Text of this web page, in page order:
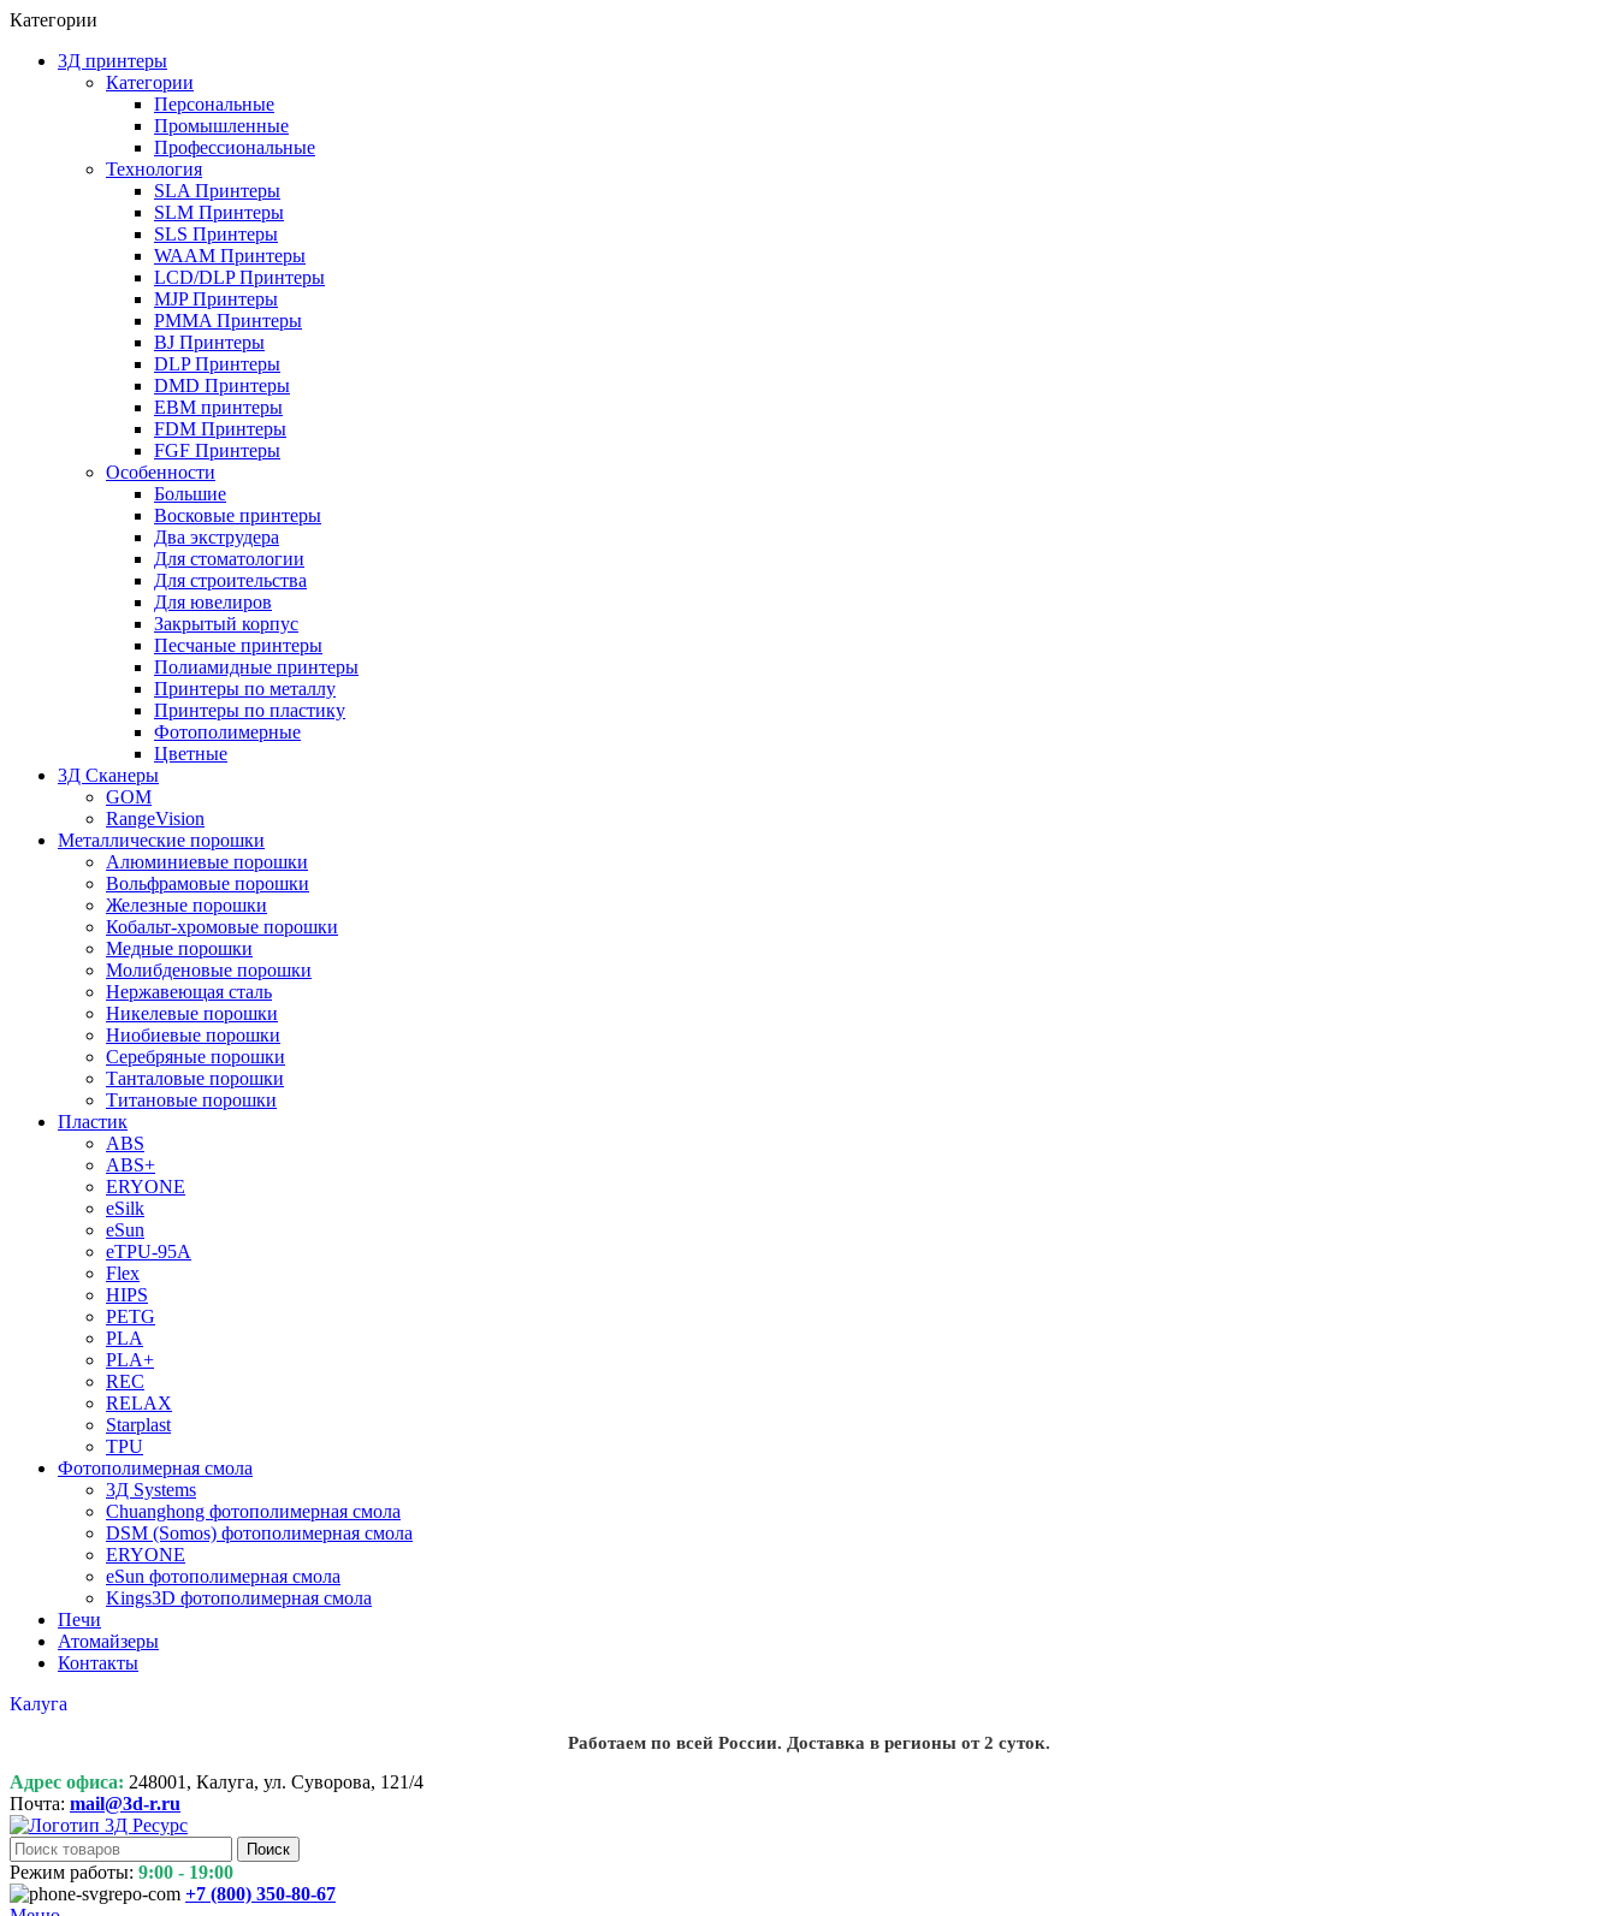
Категории
3Д принтеры
Категории
Персональные
Промышленные
Профессиональные
Технология
SLA Принтеры
SLM Принтеры
SLS Принтеры
WAAM Принтеры
LCD/DLP Принтеры
MJP Принтеры
PMMA Принтеры
BJ Принтеры
DLP Принтеры
DMD Принтеры
EBM принтеры
FDM Принтеры
FGF Принтеры
Особенности
Большие
Восковые принтеры
Два экструдера
Для стоматологии
Для строительства
Для ювелиров
Закрытый корпус
Песчаные принтеры
Полиамидные принтеры
Принтеры по металлу
Принтеры по пластику
Фотополимерные
Цветные
3Д Сканеры
GOM
RangeVision
Металлические порошки
Алюминиевые порошки
Вольфрамовые порошки
Железные порошки
Кобальт-хромовые порошки
Медные порошки
Молибденовые порошки
Нержавеющая сталь
Никелевые порошки
Ниобиевые порошки
Серебряные порошки
Танталовые порошки
Титановые порошки
Пластик
ABS
ABS+
ERYONE
eSilk
eSun
eTPU-95A
Flex
HIPS
PETG
PLA
PLA+
REC
RELAX
Starplast
TPU
Фотополимерная смола
3Д Systems
Chuanghong фотополимерная смола
DSM (Somos) фотополимерная смола
ERYONE
eSun фотополимерная смола
Kings3D фотополимерная смола
Печи
Атомайзеры
Контакты
Калуга
Работаем по всей России. Доставка в регионы от 2 суток.
Адрес офиса: 248001, Калуга, ул. Суворова, 121/4
Почта: mail@3d-r.ru
Поиск
Режим работы: 9:00 - 19:00
+7 (800) 350-80-67